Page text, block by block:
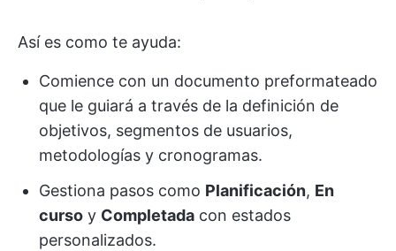
Así es como te ayuda:
Comience con un documento preformateado
que le guiará a través de la definición de
objetivos, segmentos de usuarios,
metodologías y cronogramas.
Gestiona pasos como Planificación, En
curso y Completada con estados
personalizados.